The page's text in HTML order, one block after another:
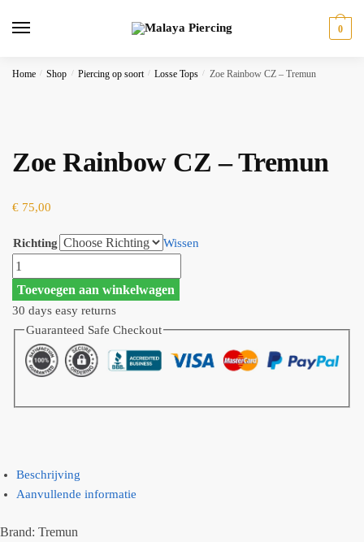
0
Home / Shop / Piercing op soort / Losse Tops / Zoe Rainbow CZ – Tremun
Zoe Rainbow CZ – Tremun
€ 75,00
Richting
Wissen
Zoe
Rainbow
CZ
aantal
Toevoegen aan winkelwagen
30 days easy returns
Guaranteed Safe Checkout
Beschrijving
Aanvullende informatie
Brand: Tremun